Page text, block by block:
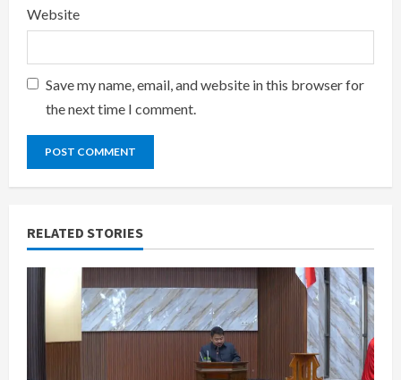
Website
Save my name, email, and website in this browser for
the next time I comment.
RELATED STORIES